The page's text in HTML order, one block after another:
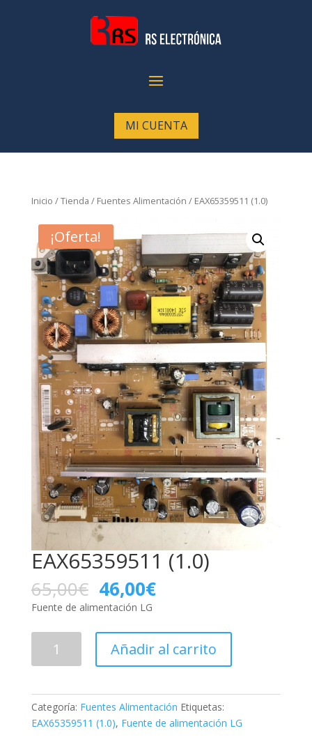
MI CUENTA
Inicio /Tienda / Fuentes Alimentación / EAX65359511 (1.0)
¡Oferta!
EAX65359511 (1.0)
65,00€ 46,00€
Fuente de alimentación LG
Añadir al carrito
Categoría: Fuentes Alimentación Etiquetas:
EAX65359511 (1.0), Fuente de alimentación LG